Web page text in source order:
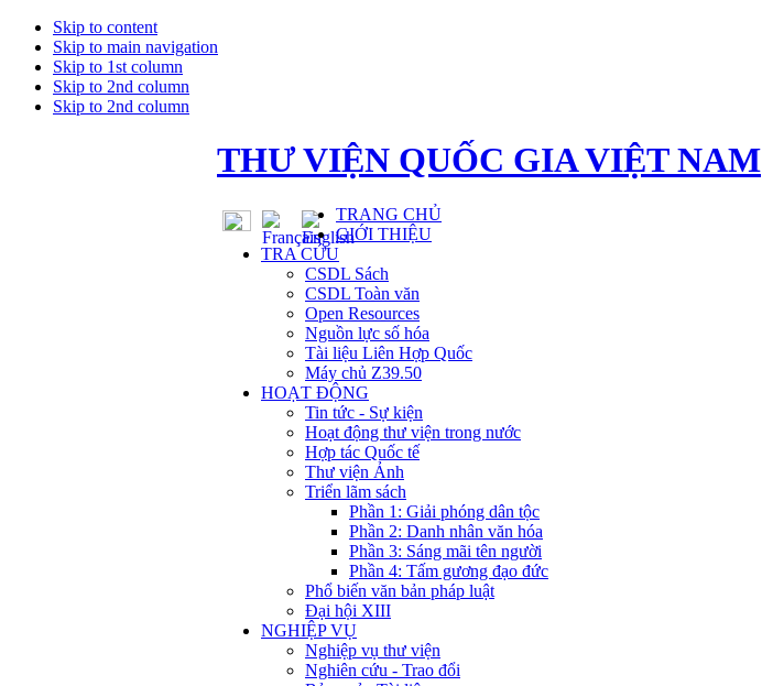
Skip to content
Skip to main navigation
Skip to 1st column
Skip to 2nd column
Skip to 2nd column
THƯ VIỆN QUỐC GIA VIỆT NAM
TRANG CHỦ
GIỚI THIỆU
TRA CỨU
CSDL Sách
CSDL Toàn văn
Open Resources
Nguồn lực số hóa
Tài liệu Liên Hợp Quốc
Máy chủ Z39.50
HOẠT ĐỘNG
Tin tức - Sự kiện
Hoạt động thư viện trong nước
Hợp tác Quốc tế
Thư viện Ảnh
Triển lãm sách
Phần 1: Giải phóng dân tộc
Phần 2: Danh nhân văn hóa
Phần 3: Sáng mãi tên người
Phần 4: Tấm gương đạo đức
Phổ biến văn bản pháp luật
Đại hội XIII
NGHIỆP VỤ
Nghiệp vụ thư viện
Nghiên cứu - Trao đổi